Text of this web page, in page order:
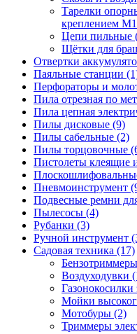
Тарелки
креплением
Цепи пильные
Щётки для
Отвертки
Паяльные станции
Перфораторы и
Пила отрезная по
Пила цепная
Пилы дисковые (9)
Пилы сабельные (2)
Пилы торцовочные
Пистолеты клеящие
Пневмоинструмент
Подвесные ремни
Пылесосы (4)
Рубанки (3)
Ручной инструмент
Садовая техника (17)
Бензотриммеры
Воздуходувки
Мойки
Мотобуры (2)
Триммеры